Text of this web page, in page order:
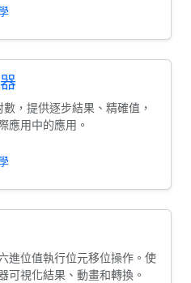
，提供逐步結果、精確值，
應用中的應用。
進位值執行位元移位操作。使
可視化結果、動畫和轉換。